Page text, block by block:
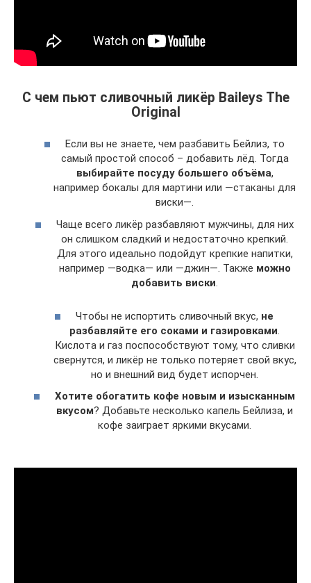
С чем пьют сливочный ликёр Baileys The
Original
Если вы не знаете, чем разбавить Бейлиз, то
самый простой способ – добавить лёд. Тогда
выбирайте посуду большего объёма,
например бокалы для мартини или —стаканы для
виски—.
Чаще всего ликёр разбавляют мужчины, для них
он слишком сладкий и недостаточно крепкий.
Для этого идеально подойдут крепкие напитки,
например —водка— или —джин—. Также можно
добавить виски.
Чтобы не испортить сливочный вкус, не
разбавляйте его соками и газировками.
Кислота и газ поспособствуют тому, что сливки
свернутся, и ликёр не только потеряет свой вкус,
но и внешний вид будет испорчен.
Хотите обогатить кофе новым и изысканным
вкусом? Добавьте несколько капель Бейлиза, и
кофе заиграет яркими вкусами.